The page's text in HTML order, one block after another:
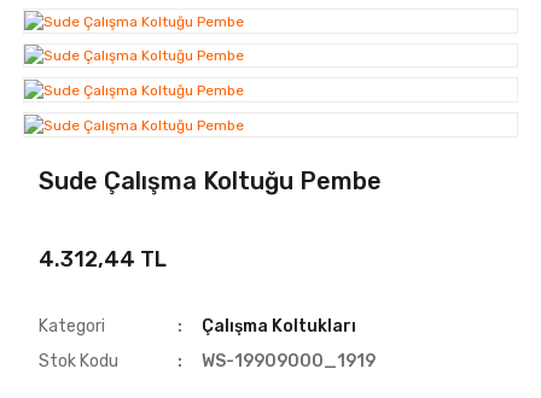
Sude Çalışma Koltuğu Pembe
4.312,44 TL
Kategori
Çalışma Koltukları
Stok Kodu
WS-19909000_1919